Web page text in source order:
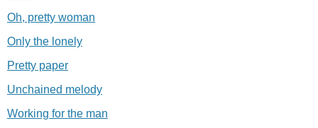
Oh, pretty woman
Only the lonely
Pretty paper
Unchained melody
Working for the man